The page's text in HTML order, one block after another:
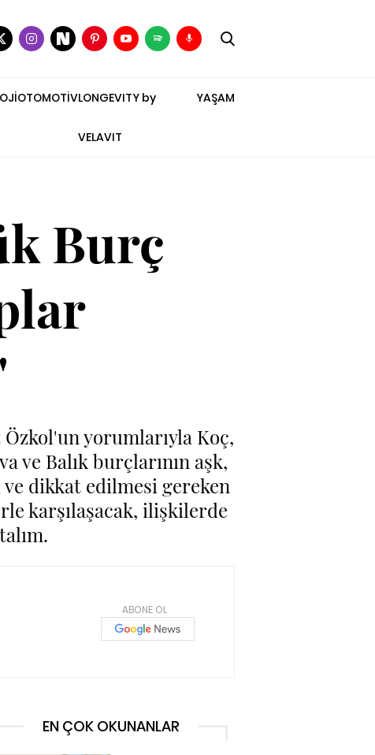
OTOMOTİVLONGEVITY by
VELAVIT
YAŞAM
Burç
yorumlarıyla Koç,
ve Balık burçlarının aşk,
ve dikkat edilmesi gereken
karşılaşacak, ilişkilerde
ABONE OL
EN ÇOK OKUNANLAR